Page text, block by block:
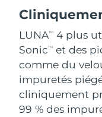
LUNATM
4 plus
SonicTM
et des
comme du
impuretés
cliniquement
99 % des
18%
Cosmétiques
Acheter tout
Israël
Italie
Japon
Jersey